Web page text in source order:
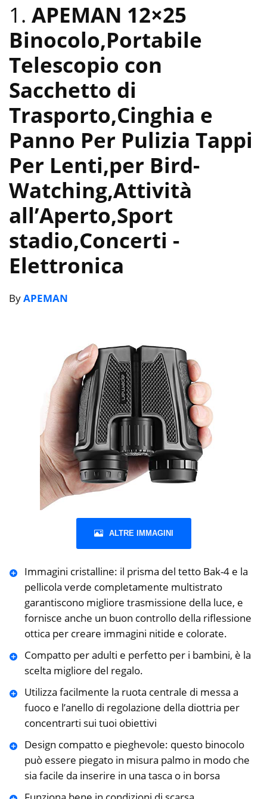
1. APEMAN 12×25
Binocolo,Portabile
Telescopio con
Sacchetto di
Trasporto,Cinghia e
Panno Per Pulizia Tappi
Per Lenti,per Bird-
Watching,Attività
all’Aperto,Sport
stadio,Concerti -
Elettronica
ByAPEMAN
ALTRE IMMAGINI
Immagini cristalline: il prisma del tetto Bak-4 e la
pellicola verde completamente multistrato
garantiscono migliore trasmissione della luce, e
fornisce anche un buon controllo della riflessione
ottica per creare immagini nitide e colorate.
Compatto per adulti e perfetto per i bambini, è la
scelta migliore del regalo.
Utilizza facilmente la ruota centrale di messa a
fuoco e l’anello di regolazione della diottria per
concentrarti sui tuoi obiettivi
Design compatto e pieghevole: questo binocolo
può essere piegato in misura palmo in modo che
sia facile da inserire in una tasca o in borsa